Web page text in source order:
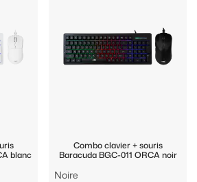
blanc
Combo clavier + souris
Baracuda BGC-011 ORCA noir
Noire